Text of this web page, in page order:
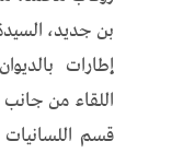
بن جديد،
إطارات
اللقاء من
قسم اللسانيات